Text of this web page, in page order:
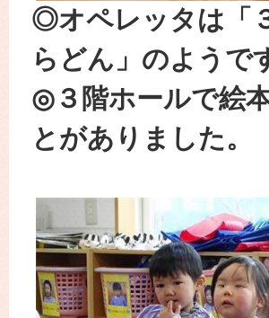
◎オペレッタは「
らどん」のようで
◎３階ホールで絵
とがありました